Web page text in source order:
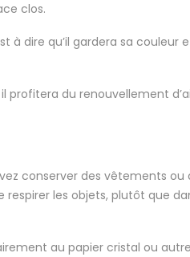
clos.
à dire qu’il gardera sa couleur
profitera du renouvellement
conserver des vêtements ou
respirer les objets, plutôt que
au papier cristal ou